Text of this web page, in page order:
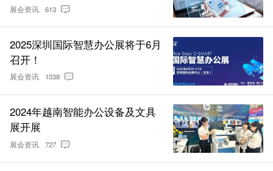
展会资讯 613
2025深圳国际智慧办公展将于6月
召开！
展会资讯 1038
2024年越南智能办公设备及文具
展开展
展会资讯 727